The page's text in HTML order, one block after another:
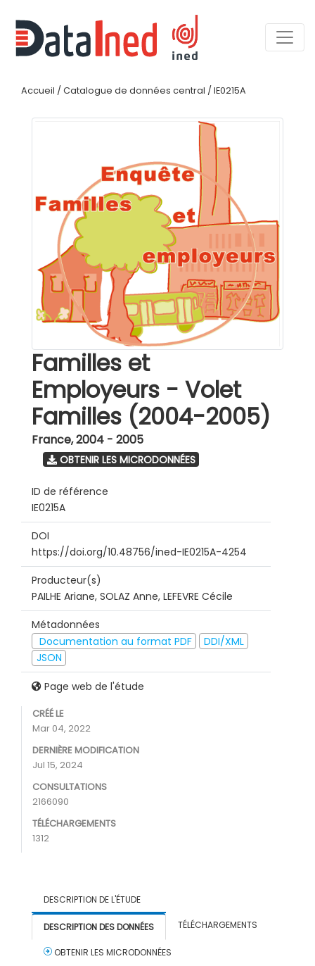
Accueil / Catalogue de données central / IE0215A
Familles et
Employeurs - Volet
Familles (2004-2005)
France,2004 - 2005
OBTENIR LES MICRODONNÉES
ID de référence
IE0215A
DOI
https://doi.org/10.48756/ined-IE0215A-4254
Producteur(s)
PAILHE Ariane, SOLAZ Anne, LEFEVRE Cécile
Métadonnées
Documentation au format PDF
DDI/XML
JSON
Page web de l'étude
CRÉÉ LE
Mar 04, 2022
DERNIÈRE MODIFICATION
Jul 15, 2024
CONSULTATIONS
2166090
TÉLÉCHARGEMENTS
1312
DESCRIPTION DE L'ÉTUDE
DESCRIPTION DES DONNÉES TÉLÉCHARGEMENTS
OBTENIR LES MICRODONNÉES